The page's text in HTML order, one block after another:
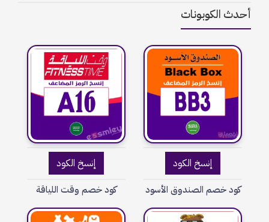
أحدث الكوبونات
إنسخ الكود
كود خصم الصندوق الأسود
إنسخ الكود
كود خصم وقت اللياقة